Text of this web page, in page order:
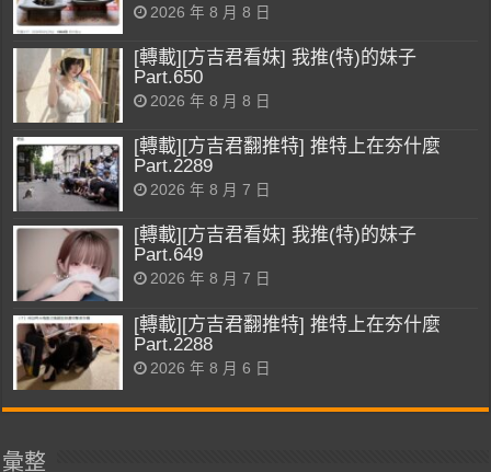
2026 年 8 月 8 日
[轉載][方吉君看妹] 我推(特)的妹子
Part.650
2026 年 8 月 8 日
[轉載][方吉君翻推特] 推特上在夯什麼
Part.2289
2026 年 8 月 7 日
[轉載][方吉君看妹] 我推(特)的妹子
Part.649
2026 年 8 月 7 日
[轉載][方吉君翻推特] 推特上在夯什麼
Part.2288
2026 年 8 月 6 日
彙整